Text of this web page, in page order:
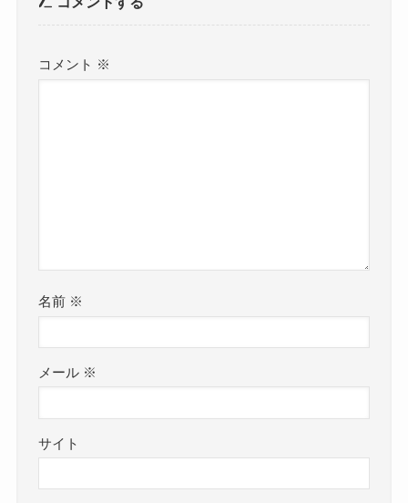
コメント ※
名前 ※
メール ※
サイト